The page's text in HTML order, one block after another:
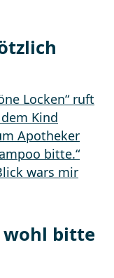
wohl bitte